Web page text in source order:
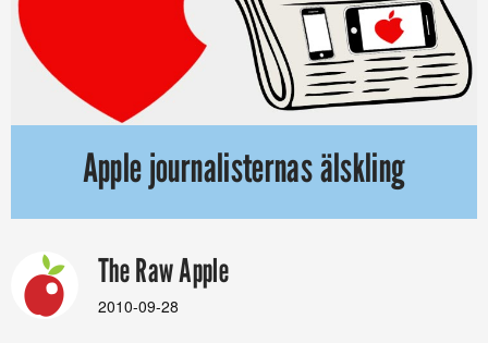
Apple journalisternas älskling
The Raw Apple
2010-09-28